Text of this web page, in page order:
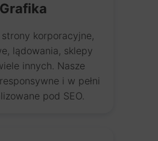
Grafika
korporacyjne,
lądowania, sklepy
innych. Nasze
i w pełni
pod SEO.